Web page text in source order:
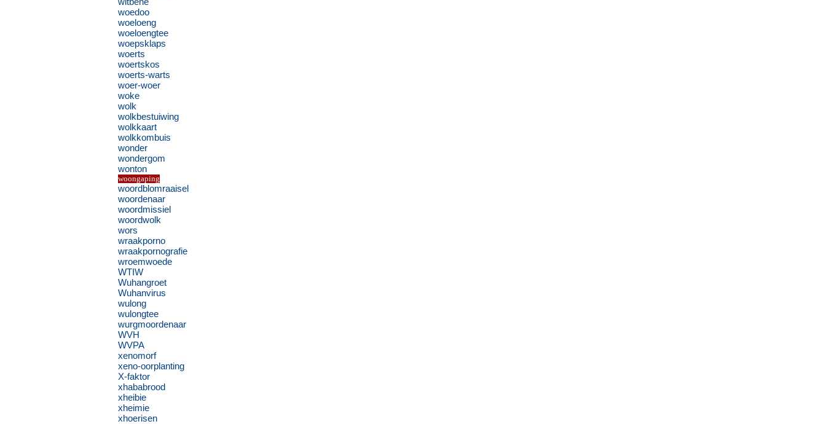
woedoo
woeloeng
woeloengtee
woepsklaps
woerts
woertskos
woerts-warts
woer-woer
woke
wolk
wolkbestuiwing
wolkkaart
wolkkombuis
wonder
wondergom
wonton
woongaping
woordblomraaisel
woordenaar
woordmissiel
woordwolk
wors
wraakporno
wraakpornografie
wroemwoede
WTIW
Wuhangroet
Wuhanvirus
wulong
wulongtee
wurgmoordenaar
WVH
WVPA
xenomorf
xeno-oorplanting
X-faktor
xhababrood
xheibie
xheimie
xhoerisen